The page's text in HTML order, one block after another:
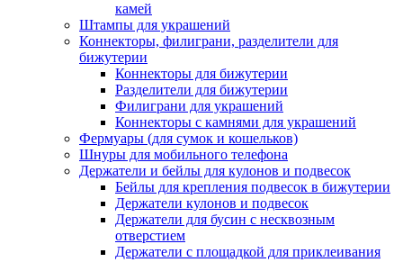
камей
Штампы для украшений
Коннекторы, филиграни, разделители для
бижутерии
Коннекторы для бижутерии
Разделители для бижутерии
Филиграни для украшений
Коннекторы с камнями для украшений
Фермуары (для сумок и кошельков)
Шнуры для мобильного телефона
Держатели и бейлы для кулонов и подвесок
Бейлы для крепления подвесок в бижутерии
Держатели кулонов и подвесок
Держатели для бусин с несквозным
отверстием
Держатели с площадкой для приклеивания